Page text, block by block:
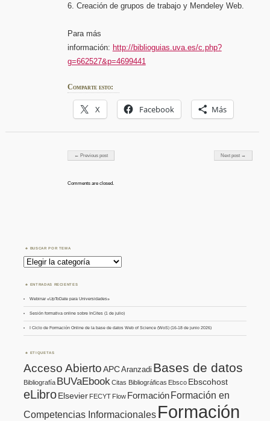
6. Creación de grupos de trabajo y Mendeley Web.
Para más
información: http://biblioguias.uva.es/c.php?
g=662527&p=4699441
Comparte esto:
X Facebook Más
Post navigation
← Previous post Next post →
Comments are closed.
BUSCAR POR TEMA
Buscar
por
Tema
ENTRADAS RECIENTES
Webinar «UpToDate para Universidades»
Sesión formativa online sobre InCites (1 de julio)
I Ciclo de Formación Online de la base de datos Web of Science (WoS) (16-18 de junio 2026)
ETIQUETAS
Acceso AbiertoAPCAranzadi Bases de datos
Bibliografía BUVaEbook Citas Bibliográficas Ebsco Ebscohost
eLibroElsevier FECYT Flow FormaciónFormación en
Competencias Informacionales Formación